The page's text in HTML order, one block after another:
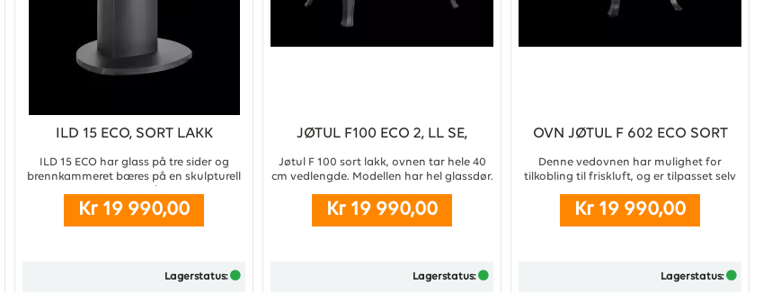
ILD 15 ECO, SORT LAKK
ILD 15 ECO har glass på tre sider og
brennkammeret bæres på en skulpturell
stua, med sine svært gode
varmeegenskaper og intuitive bruk.
Kr 19 990,00
Lagerstatus:
JØTUL F100 ECO 2, LL SE,
Jøtul F 100 sort lakk, ovnen tar hele 40
cm vedlengde. Modellen har hel glassdør.
Kr 19 990,00
Lagerstatus:
OVN JØTUL F 602 ECO SORT
Denne vedovnen har mulighet for
tilkobling til friskluft, og er tilpasset selv
standard leveres den med en høyeffektiv
kokeplate, og kan i tillegg utstyres med
Kr 19 990,00
Lagerstatus: